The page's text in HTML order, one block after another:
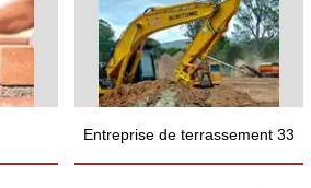
Entreprise de terrassement 33